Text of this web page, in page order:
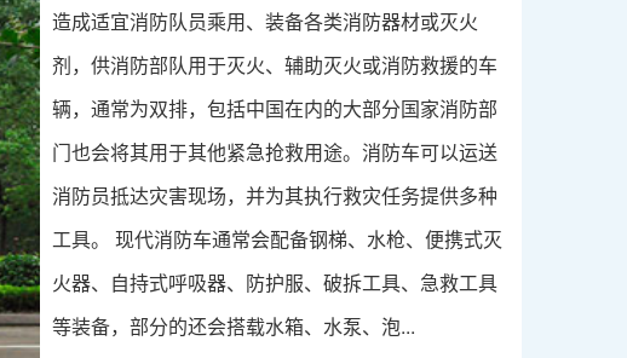
造成适宜消防队员乘用、装备各类消防器材或灭火
剂，供消防部队用于灭火、辅助灭火或消防救援的车
辆，通常为双排，包括中国在内的大部分国家消防部
门也会将其用于其他紧急抢救用途。消防车可以运送
消防员抵达灾害现场，并为其执行救灾任务提供多种
工具。 现代消防车通常会配备钢梯、水枪、便携式灭
火器、自持式呼吸器、防护服、破拆工具、急救工具
等装备，部分的还会搭载水箱、水泵、泡...